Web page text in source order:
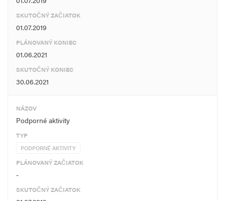
SKUTOČNÝ ZAČIATOK
01.07.2019
PLÁNOVANÝ KONIEC
01.06.2021
SKUTOČNÝ KONIEC
30.06.2021
NÁZOV
Podporné aktivity
TYP
PODPORNÉ AKTIVITY
PLÁNOVANÝ ZAČIATOK
-
SKUTOČNÝ ZAČIATOK